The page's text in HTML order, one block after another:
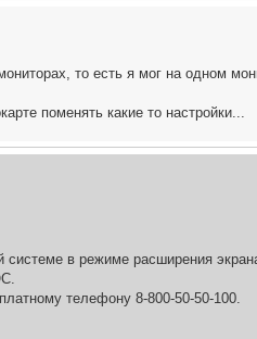
то есть я мог на одном
поменять какие то настройки...
системе в режиме расширения
телефону 8-800-50-50-100.